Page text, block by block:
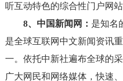
听互动特色的综合性门户网站
8、中国新闻网： 是知名
是全球互联网中文新闻资讯
一。依托中新社遍布全球的
广大网民和网络媒体，快速